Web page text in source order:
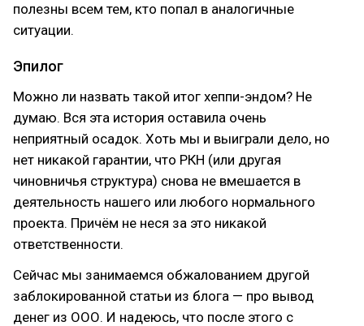
полезны всем тем, кто попал в аналогичные
ситуации.
Эпилог
Можно ли назвать такой итог хеппи-эндом? Не
думаю. Вся эта история оставила очень
неприятный осадок. Хоть мы и выиграли дело, но
нет никакой гарантии, что РКН (или другая
чиновничья структура) снова не вмешается в
деятельность нашего или любого нормального
проекта. Причём не неся за это никакой
ответственности.
Сейчас мы занимаемся обжалованием другой
заблокированной статьи из блога — про вывод
денег из ООО. И надеюсь, что после этого с